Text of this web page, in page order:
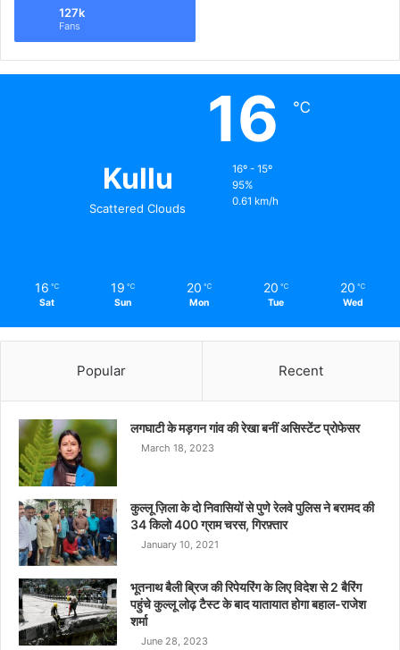
127k
Fans
Kullu
Scattered Clouds
16 ℃
16º - 15º
95%
0.61 km/h
16 ℃
Sat
19 ℃
Sun
20 ℃
Mon
20 ℃
Tue
20 ℃
Wed
Popular Recent
लगघाटी के मड़गन गांव की रेखा बनीं असिस्टेंट प्रोफेसर
March 18, 2023
कुल्लू ज़िला के दो निवासियों से पुणे रेलवे पुलिस ने बरामद की
34 किलो 400 ग्राम चरस, गिरफ़्तार
January 10, 2021
भूतनाथ बैली ब्रिज की रिपेयरिंग के लिए विदेश से 2 बैरिंग
पहुंचे कुल्लू लोढ़ टैस्ट के बाद यातायात होगा बहाल-राजेश
शर्मा
June 28, 2023